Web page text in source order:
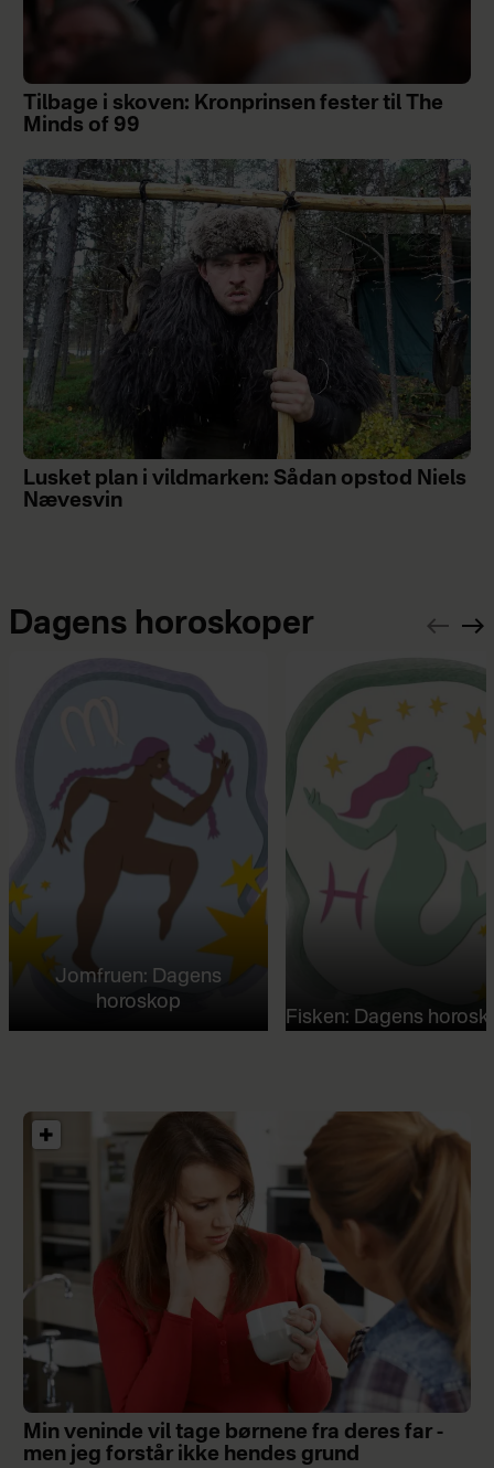
Tilbage i skoven: Kronprinsen fester til The
Minds of 99
Lusket plan i vildmarken: Sådan opstod Niels
Nævesvin
Dagens horoskoper
Jomfruen: Dagens
horoskop
Fisken: Dagens
Min veninde vil tage børnene fra deres far -
men jeg forstår ikke hendes grund